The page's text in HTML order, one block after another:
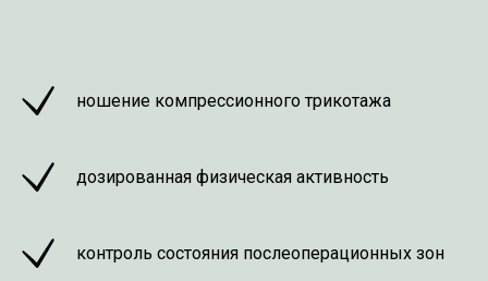
ношение компрессионного трикотажа
дозированная физическая активность
контроль состояния послеоперационных зон